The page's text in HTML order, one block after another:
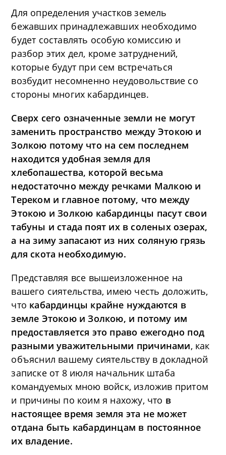
Для определения участков земель
бежавших принадлежавших необходимо
будет составлять особую комиссию и
разбор этих дел, кроме затруднений,
которые будут при сем встречаться
возбудит несомненно неудовольствие со
стороны многих кабардинцев.
Сверх сего означенные земли не могут
заменить пространство между Этокою и
Золкою потому что на сем последнем
находится удобная земля для
хлебопашества, которой весьма
недостаточно между речками Малкою и
Тереком и главное потому, что между
Этокою и Золкою кабардинцы пасут свои
табуны и стада поят их в соленых озерах,
а на зиму запасают из них соляную грязь
для скота необходимую.
Представляя все вышеизложенное на
вашего сиятельства, имею честь доложить,
что кабардинцы крайне нуждаются в
земле Этокою и Золкою, и потому им
предоставляется это право ежегодно под
разными уважительными причинами, как
объяснил вашему сиятельству в докладной
записке от 8 июля начальник штаба
командуемых мною войск, изложив притом
и причины по коим я нахожу, что в
настоящее время земля эта не может
отдана быть кабардинцам в постоянное
их владение.